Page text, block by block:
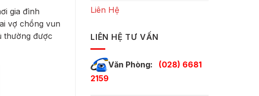
gia đình
vợ chồng vun
thường được
Liên Hệ
LIÊN HỆ TƯ VẤN
Văn Phòng: (028) 6681
2159